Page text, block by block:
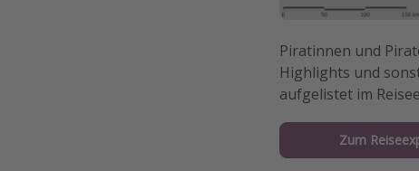
Piratinnen und
Highlights und
aufgelistet im
Zum